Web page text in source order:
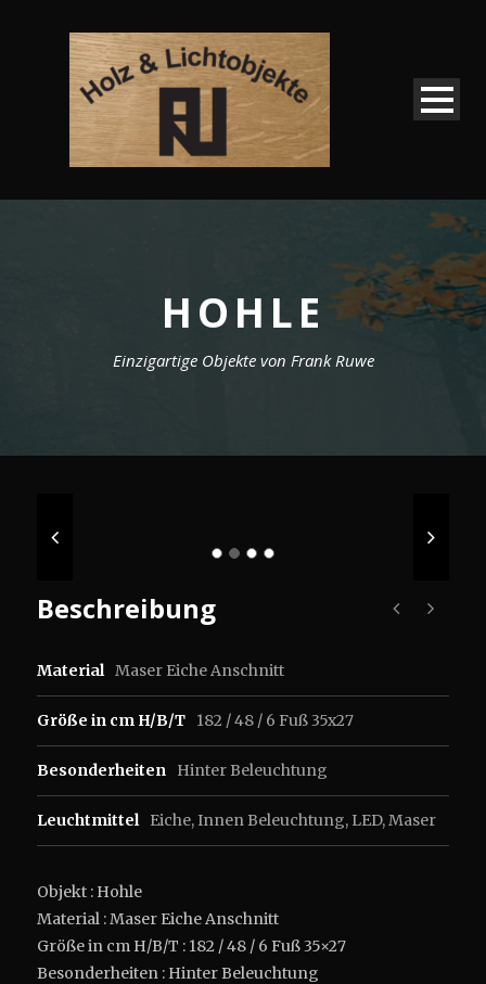
HOHLE
Einzigartige Objekte von Frank Ruwe
Beschreibung
Material Maser Eiche Anschnitt
Größe in cm H/B/T 182 / 48 / 6 Fuß 35x27
Besonderheiten Hinter Beleuchtung
Leuchtmittel Eiche,Innen Beleuchtung, LED,Maser
Objekt : Hohle
Material : Maser Eiche Anschnitt
Größe in cm H/B/T : 182 / 48 / 6 Fuß 35×27
Besonderheiten : Hinter Beleuchtung